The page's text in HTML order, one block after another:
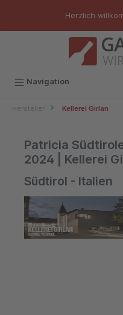
Herzlich
Navigation
Hersteller Kellerei Girlan
Patricia
2024 | Kellerei
Südtirol - Italien